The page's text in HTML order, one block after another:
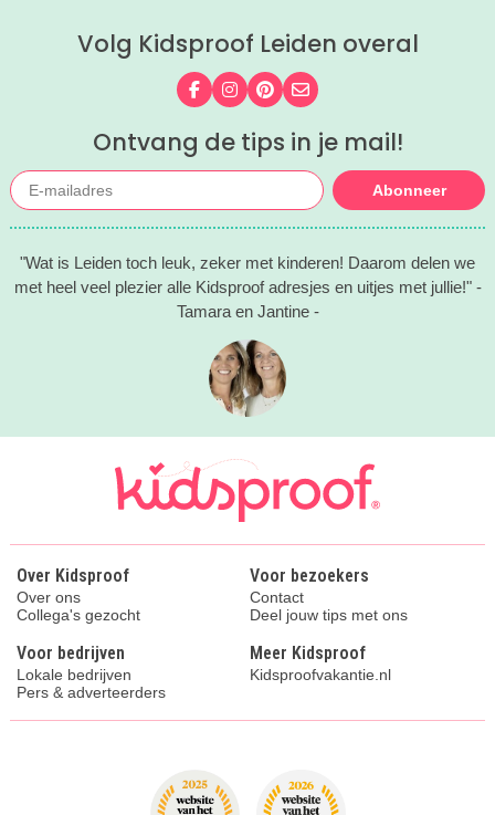
Volg Kidsproof Leiden overal
Volg ons op Facebook
Volg ons op Instagram
Volg ons op Pinterest
Mail ons
Ontvang de tips in je mail!
Abonneer
"Wat is Leiden toch leuk, zeker met kinderen! Daarom delen we
met heel veel plezier alle Kidsproof adresjes en uitjes met jullie!" -
Tamara en Jantine -
Over Kidsproof
Over ons
Collega's gezocht
Voor bezoekers
Contact
Deel jouw tips met ons
Voor bedrijven
Lokale bedrijven
Pers & adverteerders
Meer Kidsproof
Kidsproofvakantie.nl